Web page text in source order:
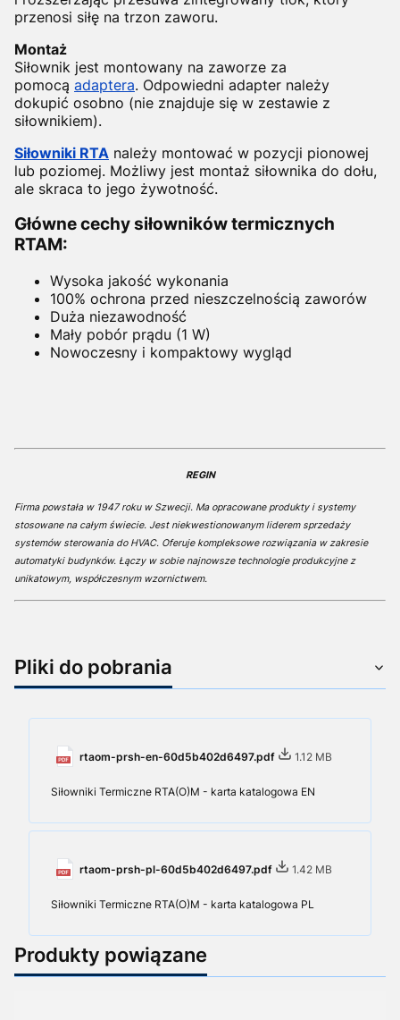
przenosi siłę na trzon zaworu.
Montaż
Siłownik jest montowany na zaworze za
pomocą adaptera. Odpowiedni adapter należy
dokupić osobno (nie znajduje się w zestawie z
siłownikiem).
Siłowniki RTA należy montować w pozycji pionowej
lub poziomej. Możliwy jest montaż siłownika do dołu,
ale skraca to jego żywotność.
Główne cechy siłowników termicznych
RTAM:
Wysoka jakość wykonania
100% ochrona przed nieszczelnością zaworów
Duża niezawodność
Mały pobór prądu (1 W)
Nowoczesny i kompaktowy wygląd
REGIN
Firma powstała w 1947 roku w Szwecji. Ma opracowane produkty i systemy
stosowane na całym świecie. Jest niekwestionowanym liderem sprzedaży
systemów sterowania do HVAC. Oferuje kompleksowe rozwiązania w zakresie
automatyki budynków. Łączy w sobie najnowsze technologie produkcyjne z
unikatowym, współczesnym wzornictwem.
Pliki do pobrania
rtaom-prsh-en-60d5b402d6497.pdf 1.12 MB
Siłowniki Termiczne RTA(O)M - karta katalogowa EN
rtaom-prsh-pl-60d5b402d6497.pdf 1.42 MB
Siłowniki Termiczne RTA(O)M - karta katalogowa PL
Produkty powiązane